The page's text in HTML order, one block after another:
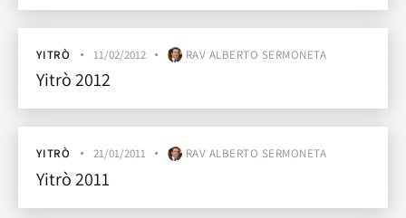
YITRÒ 11/02/2012 RAV ALBERTO SERMONETA
Yitrò 2012
YITRÒ 21/01/2011 RAV ALBERTO SERMONETA
Yitrò 2011